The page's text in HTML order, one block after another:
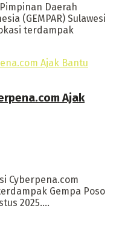
Daerah
(GEMPAR) Sulawesi
terdampak
Ajak
Cyberpena.com
Gempa Poso
2025....